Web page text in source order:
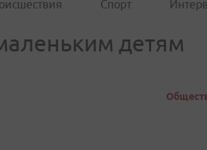
Спорт
детям